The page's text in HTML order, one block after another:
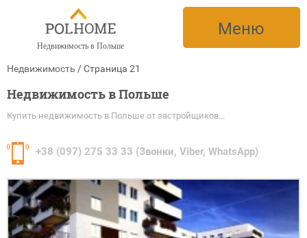
Недвижимость в Польше
Меню
Недвижимость /Cтраница 21
Недвижимость в Польше
Купить недвижимость в Польше от застройщиков...
+38 (097) 275 33 33 (Звонки, Viber, WhatsApp)